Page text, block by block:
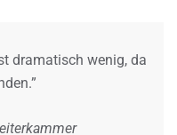
dramatisch wenig, da